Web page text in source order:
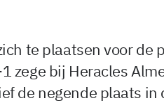
te plaatsen voor de
zege bij Heracles
de negende plaats in